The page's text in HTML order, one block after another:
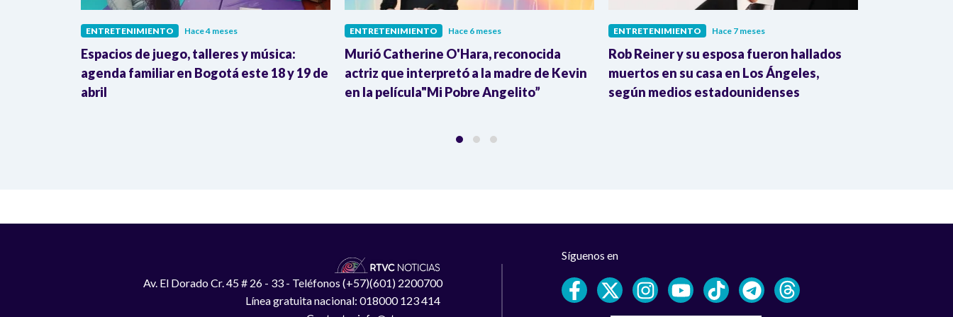
ENTRETENIMIENTO Hace 4 meses
Espacios de juego, talleres y música:
agenda familiar en Bogotá este 18 y 19 de
abril
ENTRETENIMIENTO Hace 6 meses
Murió Catherine O'Hara, reconocida
actriz que interpretó a la madre de Kevin
en la película"Mi Pobre Angelito”
ENTRETENIMIENTO Hace 7 meses
Rob Reiner y su esposa fueron hallados
muertos en su casa en Los Ángeles,
según medios estadounidenses
Av. El Dorado Cr. 45 # 26 - 33 - Teléfonos (+57)(601) 2200700
Línea gratuita nacional: 018000 123 414
Síguenos en